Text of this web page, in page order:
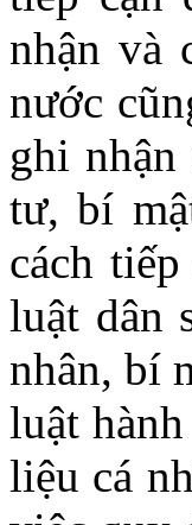
nhận và
nước
ghi
tư, bí
cách
luật dân
nhân, bí
luật
liệu cá